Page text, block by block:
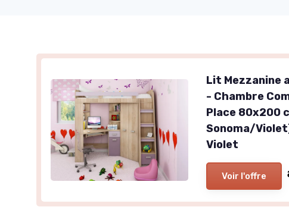
Lit Mezzanine
- Chambre
Place 80x200
Sonoma/
Violet
Voir l'offre